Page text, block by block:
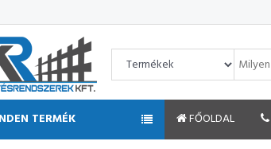
TERMÉK FŐOLDAL